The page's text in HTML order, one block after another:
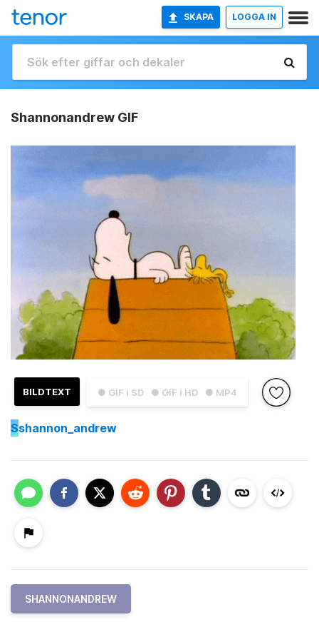
SKAPA LOGGA IN
Shannonandrew GIF
● GIF i SD ● GIF i HD ● MP4
BILDTEXT
Sshannon_andrew
SHANNONANDREW